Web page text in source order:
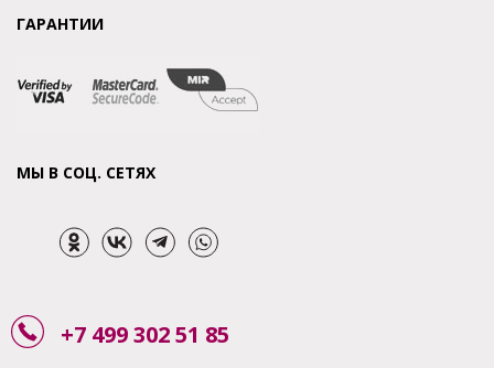
ГАРАНТИИ
МЫ В СОЦ. СЕТЯХ
+7 499 302 51 85